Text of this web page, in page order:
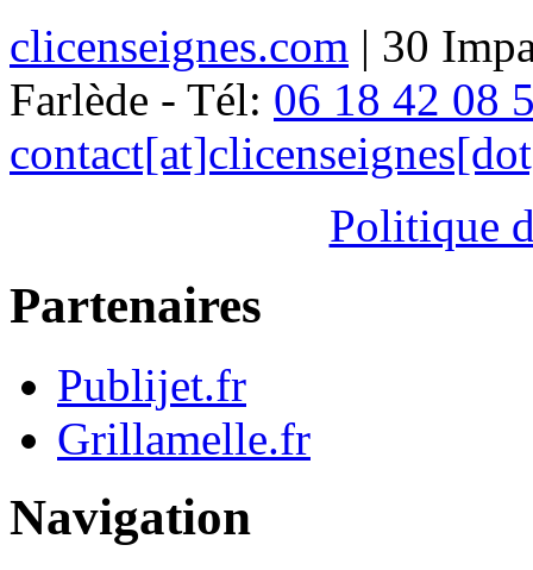
clicenseignes.com | 30
Farlède - Tél: 06 18 42 08
Politique
Partenaires
Publijet.fr
Grillamelle.fr
Navigation